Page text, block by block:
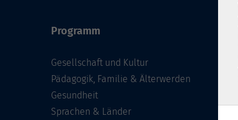
Programm
Gesellschaft und Kultur
Pädagogik, Familie & Älterwerden
Gesundheit
Sprachen & Länder